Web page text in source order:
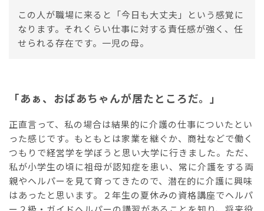
この人が職場に来ると「今日も大丈夫」という感覚に
なります。それくらい仕事に対する責任感が強く、任
せられる存在です。一児の母。
「あぁ、おばあちゃんが居たところだ。」
正直言って、私の場合は結果的に介護の仕事についたとい
った感じです。もともとは家業を継ぐか、商社などで働く
つもりで経営学を学ぼうと思い大学に行きました。ただ、
私が小学生の頃に祖母が認知症を患い、常に介護をする両
親やヘルパーを見て育ってきたので、潜在的に介護に興味
はあったと思います。２年生の夏休みの資格講座でヘルパ